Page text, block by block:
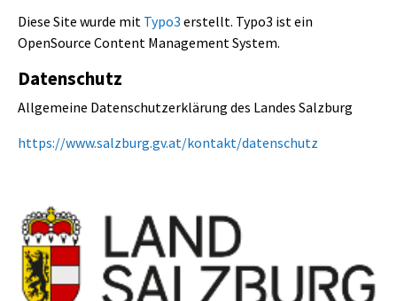
Diese Site wurde mit Typo3 erstellt. Typo3 ist ein
OpenSource Content Management System.
Datenschutz
Allgemeine Datenschutzerklärung des Landes Salzburg
https://www.salzburg.gv.at/kontakt/datenschutz